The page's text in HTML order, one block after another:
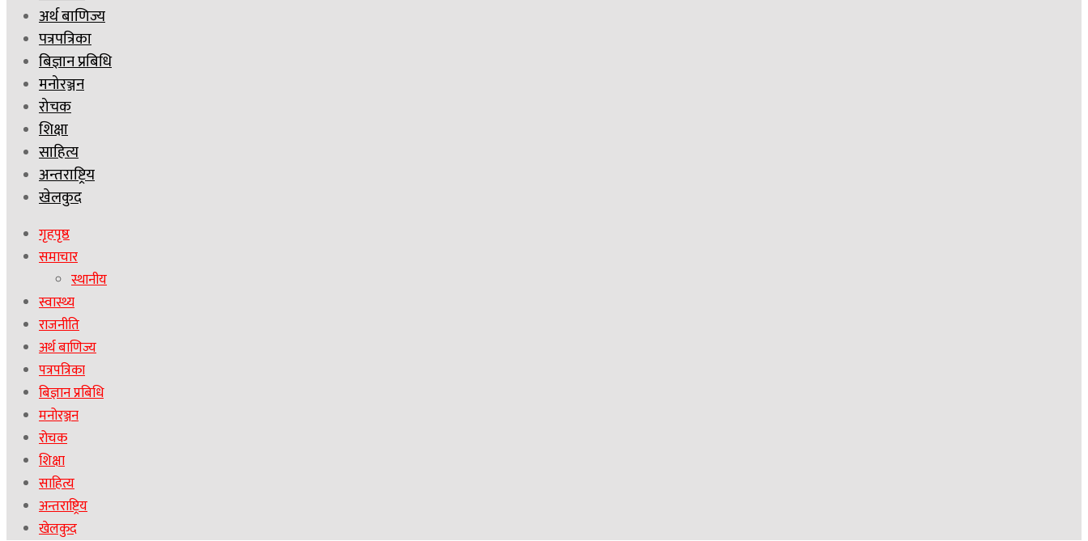
अर्थ बाणिज्य
पत्रपत्रिका
बिज्ञान प्रबिधि
मनोरञ्जन
रोचक
शिक्षा
साहित्य
अन्तराष्ट्रिय
खेलकुद
गृहपृष्ठ
समाचार
स्थानीय
स्वास्थ्य
राजनीति
अर्थ बाणिज्य
पत्रपत्रिका
बिज्ञान प्रबिधि
मनोरञ्जन
रोचक
शिक्षा
साहित्य
अन्तराष्ट्रिय
खेलकुद